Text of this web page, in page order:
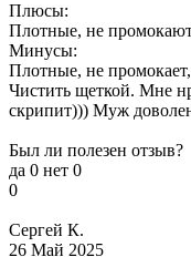
Плюсы:
Плотные, не
Минусы:
Плотные, не
Чистить щеткой. Мне
скрипит))) Муж
Был ли полезен отзыв?
да 0 нет 0
0
Сергей К.
26 Май 2025